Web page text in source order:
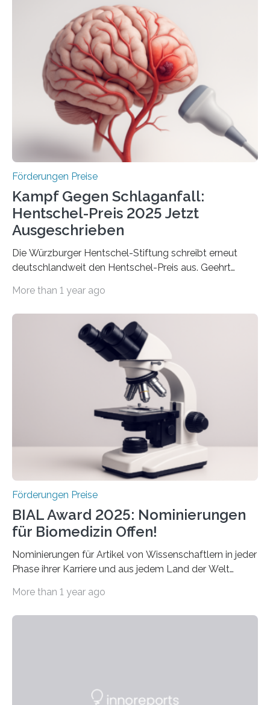
Woche vom Haushaltsausschuss freigegeben – unter
anderem zur Unterstützung der
Industrieforschungsprogramme Industrielle
Gemeinschaftsforschung (IGF), Zentrales
Innovationsprogramm Mittelstand (ZIM) und
Innovationskompetenz INNO-KOM. Auf dem
Innovationstag Mittelstand 2025 am 5. Juni 2025 in
Berlin überbrachte das Bundesministerium für
Wirtschaft und Energie eine gute Nachricht:
Überplanmäßige Verpflichtungsermächtigungen in
Förderungen Preise
Kampf Gegen Schlaganfall:
Hentschel-Preis 2025 Jetzt
Ausgeschrieben
Die Würzburger Hentschel-Stiftung schreibt erneut
deutschlandweit den Hentschel-Preis aus. Geehrt
hochrangige wissenschaftliche Publikation zum Thema
Schlaganfall“ mit Sitz in Würzburg fördert die
Schlaganfallforschung, um die Behandlung der
Betroffenen zu verbessern. Dazu schreibt sie auch in
diesem Jahr wieder deutschlandweit den Hentschel-
Preis aus. Er richtet sich gezielt an jüngere
Forscherinnen und Forscher unter 40 Jahren. Geehrt
werden soll eine herausragende Doktorarbeit oder eine
hochrangige wissenschaftliche Publikation zum Thema
More than 1 year ago
Förderungen Preise
BIAL Award 2025: Nominierungen
für Biomedizin Offen!
Nominierungen für Artikel von Wissenschaftlern in jeder
Phase ihrer Karriere und aus jedem Land der Welt
Leben gerufen, um die bemerkenswertesten
Foundation, des BIAL Award in Biomedicine ist in
More than 1 year ago